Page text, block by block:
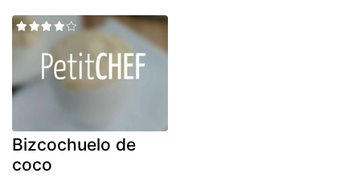
Bizcochuelo de
coco